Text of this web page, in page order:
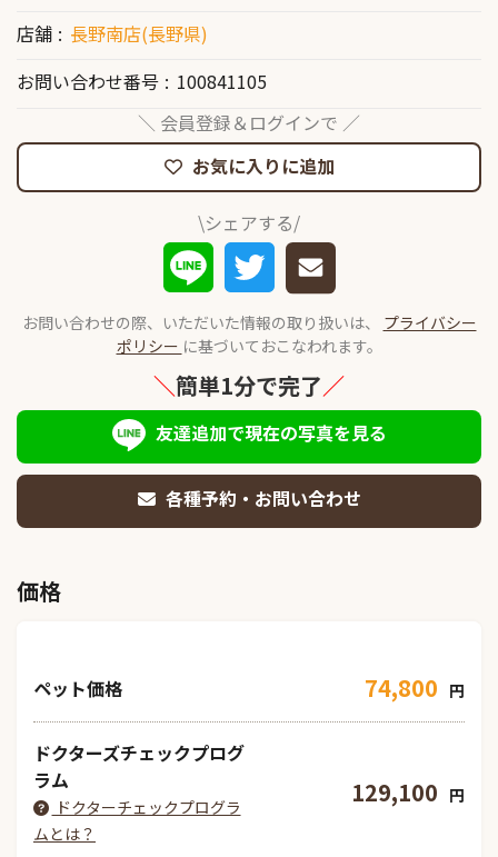
店舗
長野南店(長野県)
お問い合わせ番号
100841105
＼ 会員登録＆ログインで ／
お気に入りに追加
\シェアする/
お問い合わせの際、いただいた情報の取り扱いは、 プライバシー
ポリシー に基づいておこなわれます。
＼簡単1分で完了／
友達追加で現在の写真を見る
各種予約・お問い合わせ
価格
ペット価格 74,800 円
ドクターズチェックプログ
ラム
ドクターチェックプログラ
ムとは？
129,100 円